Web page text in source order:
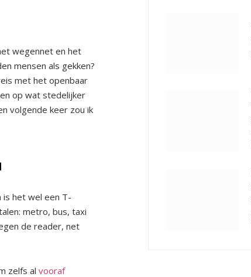
wegennet en het
mensen als gekken?
met het openbaar
op wat stedelijker
volgende keer zou ik
is het wel een T-
metro, bus, taxi
de reader, net
zelfs al vooraf